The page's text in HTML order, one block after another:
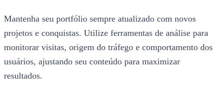
Mantenha seu portfólio sempre atualizado com novos
projetos e conquistas. Utilize ferramentas de análise para
monitorar visitas, origem do tráfego e comportamento dos
usuários, ajustando seu conteúdo para maximizar
resultados.